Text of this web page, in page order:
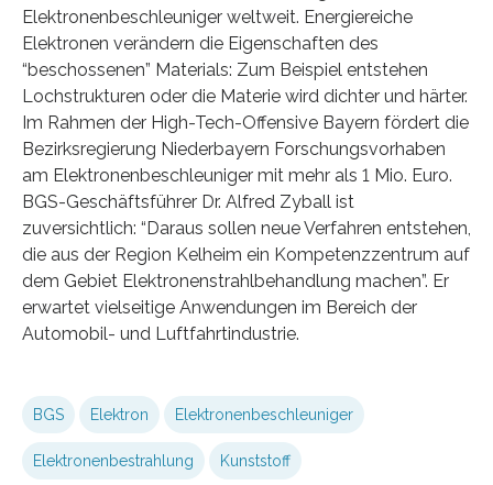
Elektronenbeschleuniger weltweit. Energiereiche
Elektronen verändern die Eigenschaften des
“beschossenen” Materials: Zum Beispiel entstehen
Lochstrukturen oder die Materie wird dichter und härter.
Im Rahmen der High-Tech-Offensive Bayern fördert die
Bezirksregierung Niederbayern Forschungsvorhaben
am Elektronenbeschleuniger mit mehr als 1 Mio. Euro.
BGS-Geschäftsführer Dr. Alfred Zyball ist
zuversichtlich: “Daraus sollen neue Verfahren entstehen,
die aus der Region Kelheim ein Kompetenzzentrum auf
dem Gebiet Elektronenstrahlbehandlung machen”. Er
erwartet vielseitige Anwendungen im Bereich der
Automobil- und Luftfahrtindustrie.
BGS Elektron Elektronenbeschleuniger
Elektronenbestrahlung Kunststoff